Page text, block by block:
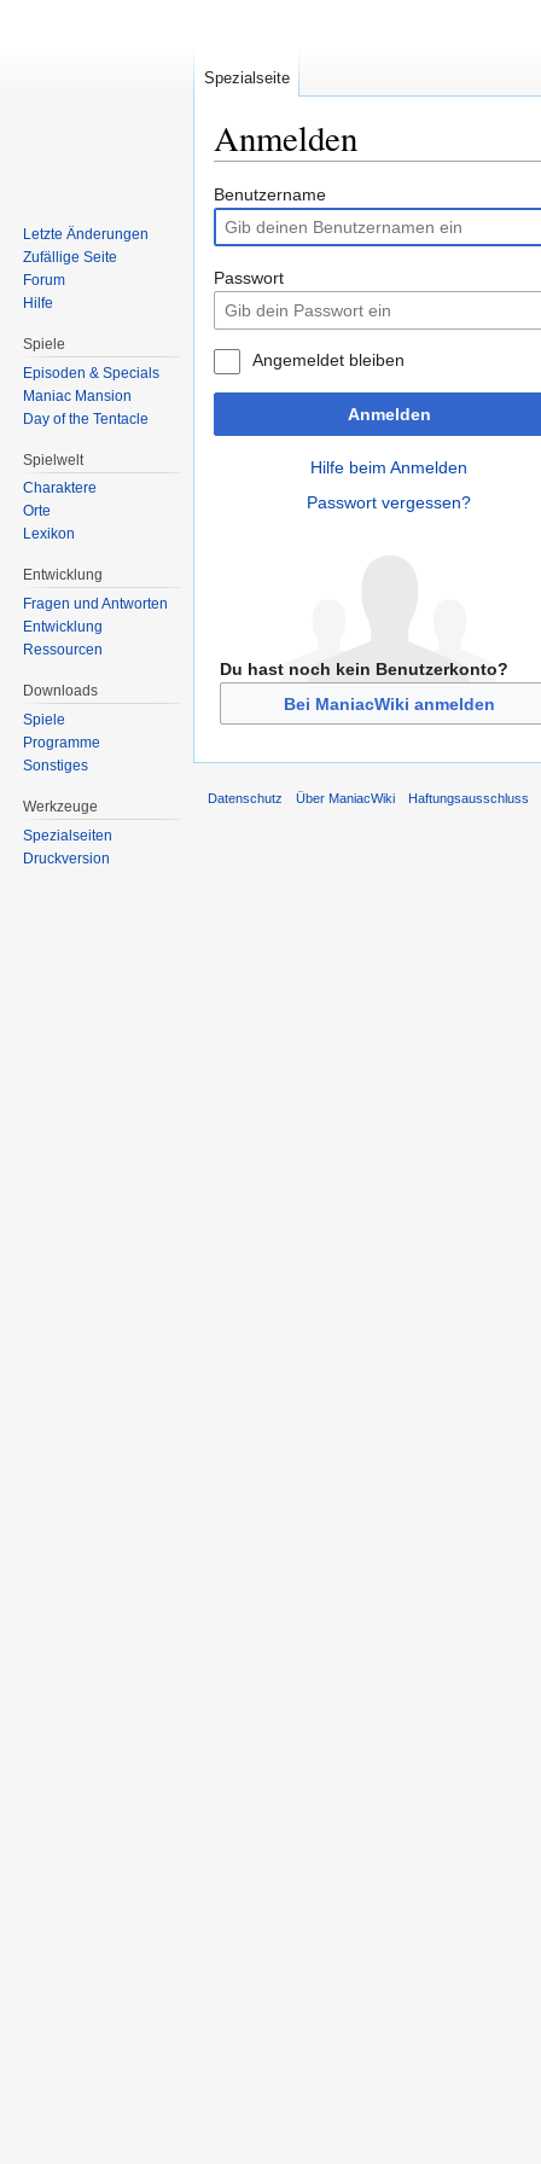
Anmelden
Zur
Navigation
springen
Zur
Suche
springen
Benutzername
Passwort
Angemeldet bleiben
Anmelden
Hilfe beim Anmelden
Passwort vergessen?
Du hast noch kein Benutzerkonto?
Bei ManiacWiki anmelden
Spezialseite
Letzte Änderungen
Zufällige Seite
Forum
Hilfe
Spiele
Episoden & Specials
Maniac Mansion
Day of the Tentacle
Spielwelt
Charaktere
Orte
Lexikon
Entwicklung
Fragen und Antworten
Entwicklung
Ressourcen
Downloads
Spiele
Programme
Sonstiges
Werkzeuge
Spezialseiten
Druckversion
Datenschutz Über ManiacWiki Haftungsausschluss